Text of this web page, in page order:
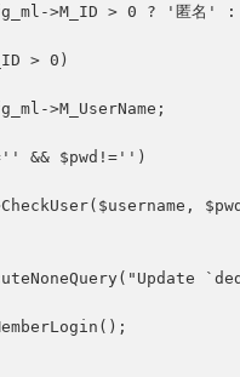
>M_ID > 0 ? '匿名'
> 0)
>M_UserName;
&& $pwd!='')